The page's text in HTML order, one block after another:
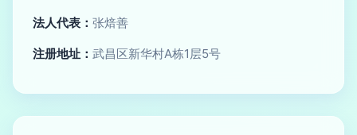
法人代表： 张焙善
注册地址： 武昌区新华村A栋1层5号